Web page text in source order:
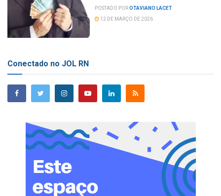
POSTADO POROTAVIANO LACET
12 DE MARÇO DE 2026
Conectado no JOL RN